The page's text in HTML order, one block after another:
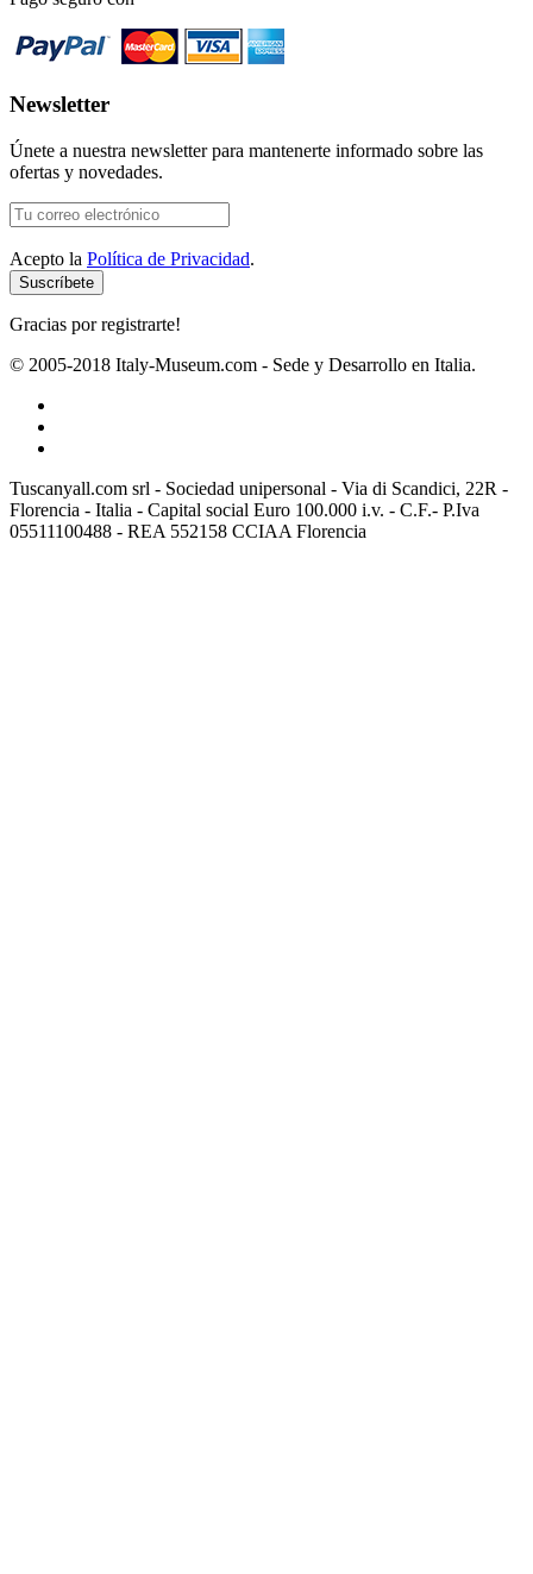
Newsletter
Únete a nuestra newsletter para mantenerte informado sobre las
ofertas y novedades.
Acepto la Política de Privacidad.
Gracias por registrarte!
© 2005-2018 Italy-Museum.com - Sede y Desarrollo en Italia.
Tuscanyall.com srl - Sociedad unipersonal - Via di Scandici, 22R -
Florencia - Italia - Capital social Euro 100.000 i.v. - C.F.- P.Iva
05511100488 - REA 552158 CCIAA Florencia